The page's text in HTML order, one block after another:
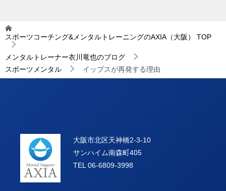
スポーツコーチング&メンタルトレーニングのAXIA（大阪） TOP
メンタルトレーナー衣川竜也のブログ
スポーツメンタル
イップスが再発する理由
大阪市北区天神橋2-3-10
サンハイム南森町405
TEL 06-6809-3998